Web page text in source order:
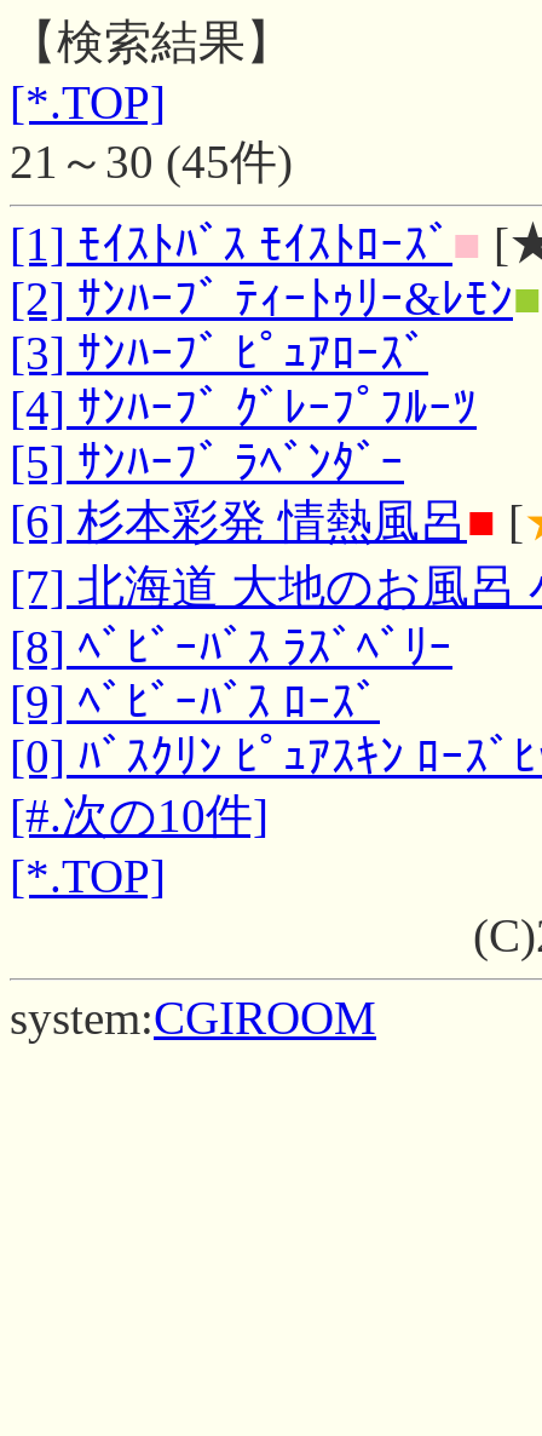
【検索結果】
[*.TOP]
21～30 (45件)
[1] ﾓｲｽﾄﾊﾞｽ ﾓｲｽﾄﾛｰｽﾞ ■
[2] ｻﾝﾊｰﾌﾞ ﾃｨｰﾄｩﾘｰ&ﾚﾓﾝ■
[3] ｻﾝﾊｰﾌﾞ ﾋﾟｭｱﾛｰｽﾞ
[4] ｻﾝﾊｰﾌﾞ ｸﾞﾚｰﾌﾟﾌﾙｰﾂ
[5] ｻﾝﾊｰﾌﾞ ﾗﾍﾞﾝﾀﾞｰ
[6] 杉本彩発 情熱風呂■ [
[7] 北海道 大地のお風呂
[8] ﾍﾞﾋﾞｰﾊﾞｽ ﾗｽﾞﾍﾞﾘｰ
[9] ﾍﾞﾋﾞｰﾊﾞｽ ﾛｰｽﾞ
[0] ﾊﾞｽｸﾘﾝ ﾋﾟｭｱｽｷﾝ ﾛｰｽﾞ
[#.次の10件]
[*.TOP]
system:CGIROOM